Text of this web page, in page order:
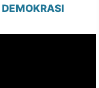
DEMOKRASI